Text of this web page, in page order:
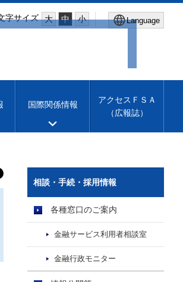
字サイズ 大 中 小 Language
Machine translation
国際関係情報
アクセスＦＳＡ
（広報誌）
相談・手続・採用情報
各種窓口のご案内
金融サービス利用者相談室
金融行政モニター